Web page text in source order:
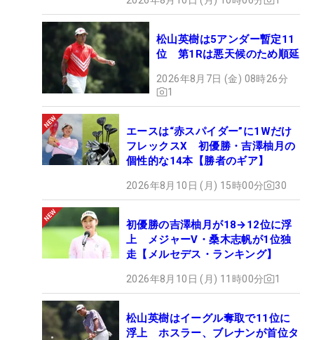
松山英樹は5アンダー暫定11
位 第1Rは悪天候のため順延
2026年8月7日 (金) 08時26分
1
エースは“赤スパイダー”に1Wだけ
フレックスX 初優勝・吉澤柚月の
個性的な14本【勝者のギア】
2026年8月10日 (月) 15時00分 30
初優勝の吉澤柚月が18→12位に浮
上 メジャーV・桑木志帆が1位独
走【メルセデス・ランキング】
2026年8月10日 (月) 11時00分 1
松山英樹はイーグル奪取で11位に
浮上 ホスラー、ブレナンが首位タ